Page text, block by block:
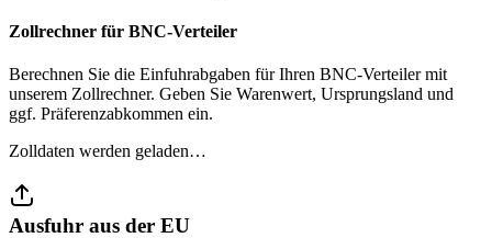
Zollrechner für BNC-Verteiler
Berechnen Sie die Einfuhrabgaben für Ihren BNC-Verteiler mit
unserem Zollrechner. Geben Sie Warenwert, Ursprungsland und
ggf. Präferenzabkommen ein.
Zolldaten werden geladen…
Ausfuhr aus der EU